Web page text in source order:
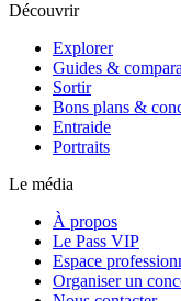
Découvrir
Explorer
Guides &
Sortir
Bons plans &
Entraide
Portraits
Le média
À propos
Le Pass VIP
Espace
Organiser un